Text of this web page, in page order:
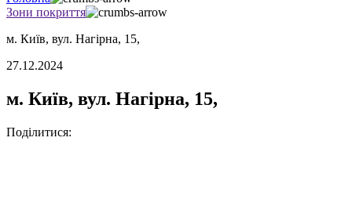
Зони покриття
м. Київ, вул. Нагірна, 15,
27.12.2024
м. Київ, вул. Нагірна, 15,
Поділитися: